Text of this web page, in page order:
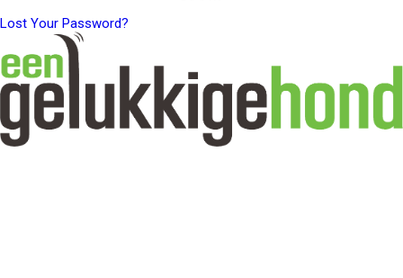
Lost Your Password?